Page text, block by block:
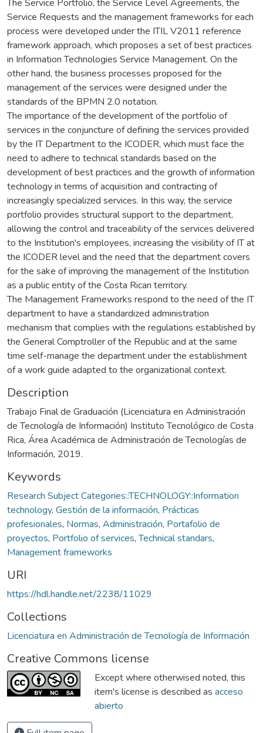
The Service Portfolio, the Service Level Agreements, the
Service Requests and the management frameworks for each
process were developed under the ITIL V2011 reference
framework approach, which proposes a set of best practices
in Information Technologies Service Management. On the
other hand, the business processes proposed for the
management of the services were designed under the
standards of the BPMN 2.0 notation.
The importance of the development of the portfolio of
services in the conjuncture of defining the services provided
by the IT Department to the ICODER, which must face the
need to adhere to technical standards based on the
development of best practices and the growth of information
technology in terms of acquisition and contracting of
increasingly specialized services. In this way, the service
portfolio provides structural support to the department,
allowing the control and traceability of the services delivered
to the Institution's employees, increasing the visibility of IT at
the ICODER level and the need that the department covers
for the sake of improving the management of the Institution
as a public entity of the Costa Rican territory.
The Management Frameworks respond to the need of the IT
department to have a standardized administration
mechanism that complies with the regulations established by
the General Comptroller of the Republic and at the same
time self-manage the department under the establishment
of a work guide adapted to the organizational context.
Description
Trabajo Final de Graduación (Licenciatura en Administración
de Tecnología de Información) Instituto Tecnológico de Costa
Rica, Área Académica de Administración de Tecnologías de
Información, 2019.
Keywords
Research Subject Categories::TECHNOLOGY::Information
technology, Gestión de la información, Prácticas
profesionales, Normas, Administración, Portafolio de
proyectos, Portfolio of services,Technical standars,
Management frameworks
URI
https://hdl.handle.net/2238/11029
Collections
Licenciatura en Administración de Tecnología de Información
Creative Commons license
Except where otherwised noted, this
item's license is described as acceso
abierto